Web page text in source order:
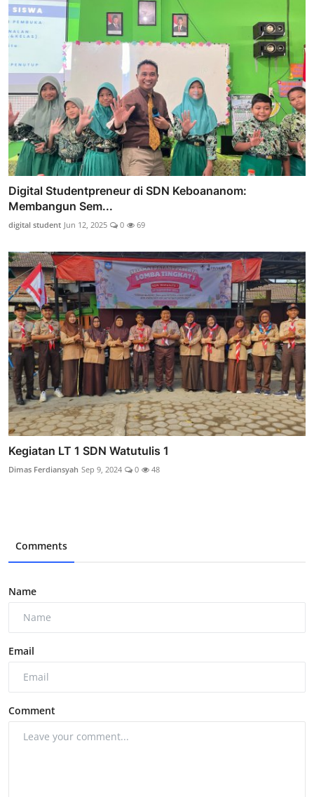
Digital Studentpreneur di SDN Keboananom:
Membangun Sem...
digital student Jun 12, 2025 0 69
Kegiatan LT 1 SDN Watutulis 1
Dimas Ferdiansyah Sep 9, 2024 0 48
Comments
Name
Email
Comment